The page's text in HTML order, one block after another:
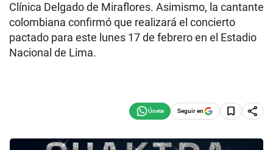
Clínica Delgado de Miraflores. Asimismo, la cantante
colombiana confirmó que realizará el concierto
pactado para este lunes 17 de febrero en el Estadio
Nacional de Lima.
Seguir en